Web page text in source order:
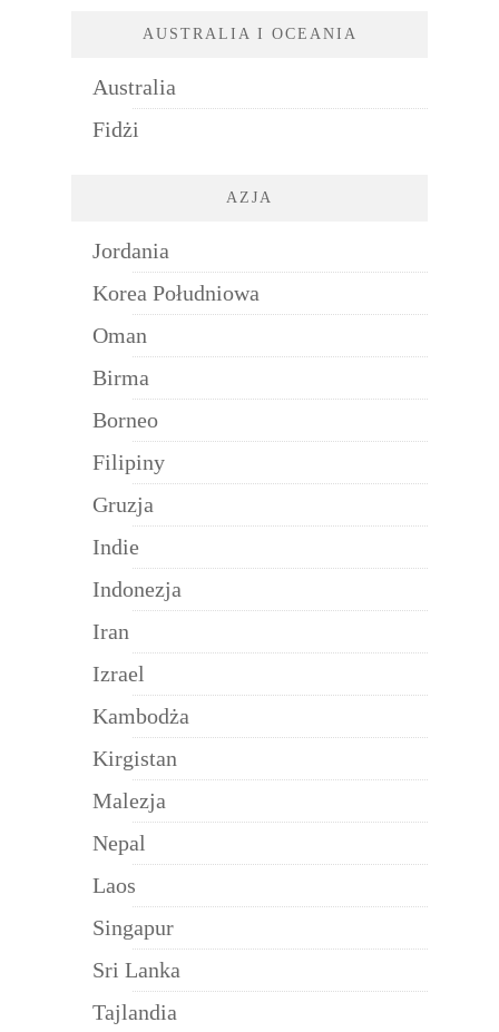
AUSTRALIA I OCEANIA
Australia
Fidżi
AZJA
Jordania
Korea Południowa
Oman
Birma
Borneo
Filipiny
Gruzja
Indie
Indonezja
Iran
Izrael
Kambodża
Kirgistan
Malezja
Nepal
Laos
Singapur
Sri Lanka
Tajlandia